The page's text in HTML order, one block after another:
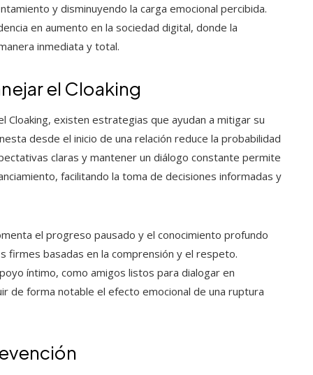
y disminuyendo la carga emocional percibida.
en aumento en la sociedad digital, donde la
inmediata y total.
el Cloaking
Cloaking, existen estrategias que ayudan a mitigar su
desde el inicio de una relación reduce la probabilidad
claras y mantener un diálogo constante permite
facilitando la toma de decisiones informadas y
el progreso pausado y el conocimiento profundo
firmes basadas en la comprensión y el respeto.
íntimo, como amigos listos para dialogar en
de forma notable el efecto emocional de una ruptura